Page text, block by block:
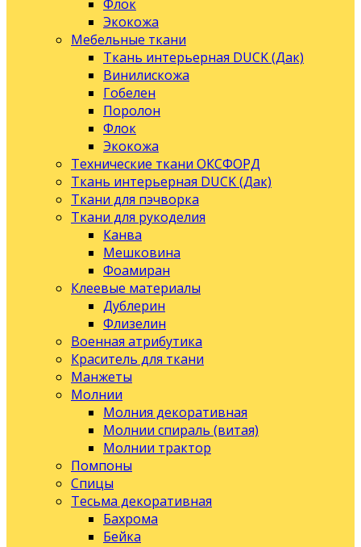
Флок
Экокожа
Мебельные ткани
Ткань интерьерная DUCK (Дак)
Винилискожа
Гобелен
Поролон
Флок
Экокожа
Технические ткани ОКСФОРД
Ткань интерьерная DUCK (Дак)
Ткани для пэчворка
Ткани для рукоделия
Канва
Мешковина
Фоамиран
Клеевые материалы
Дублерин
Флизелин
Военная атрибутика
Краситель для ткани
Манжеты
Молнии
Молния декоративная
Молнии спираль (витая)
Молнии трактор
Помпоны
Спицы
Тесьма декоративная
Бахрома
Бейка